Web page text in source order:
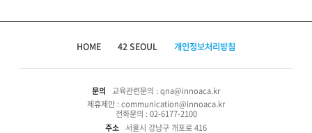
HOME 42 SEOUL 개인정보처리방침
문의 교육관련문의 : qna@innoaca.kr
제휴제안 : communication@innoaca.kr
전화문의 : 02-6177-2100
주소 서울시 강남구 개포로 416